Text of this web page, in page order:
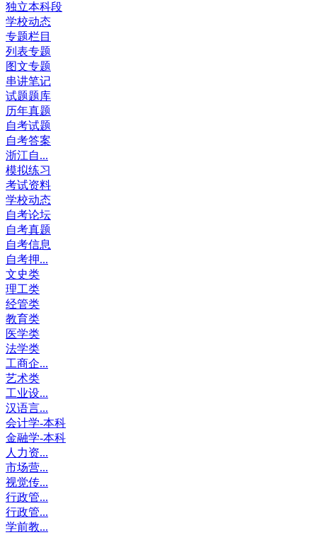
独立本科段
学校动态
专题栏目
列表专题
图文专题
串讲笔记
试题题库
历年真题
自考试题
自考答案
浙江自...
模拟练习
考试资料
学校动态
自考论坛
自考真题
自考信息
自考押...
文史类
理工类
经管类
教育类
医学类
法学类
工商企...
艺术类
工业设...
汉语言...
会计学-本科
金融学-本科
人力资...
市场营...
视觉传...
行政管...
行政管...
学前教...